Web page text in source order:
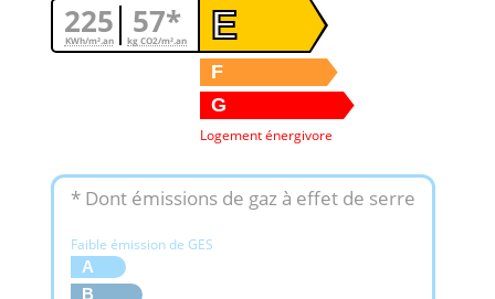
225
KWh/m².an 57*
kg CO2/m².an E
F
G
Logement énergivore
* Dont émissions de gaz à effet de serre
Faible émission de GES
A
B